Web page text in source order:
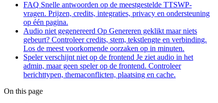
FAQ Snelle antwoorden op de meestgestelde TTSWP-
vragen. Prijzen, credits, integraties, privacy en ondersteuning
op één pagina.
Audio niet gegenereerd Op Genereren geklikt maar niets
gebeurt? Controleer credits, stem, tekstlengte en verbinding.
Los de meest voorkomende oorzaken op in minuten.
Speler verschijnt niet op de frontend Je ziet audio in het
admin, maar geen speler op de frontend. Controleer
berichttypen, themaconflicten, plaatsing en cache.
On this page